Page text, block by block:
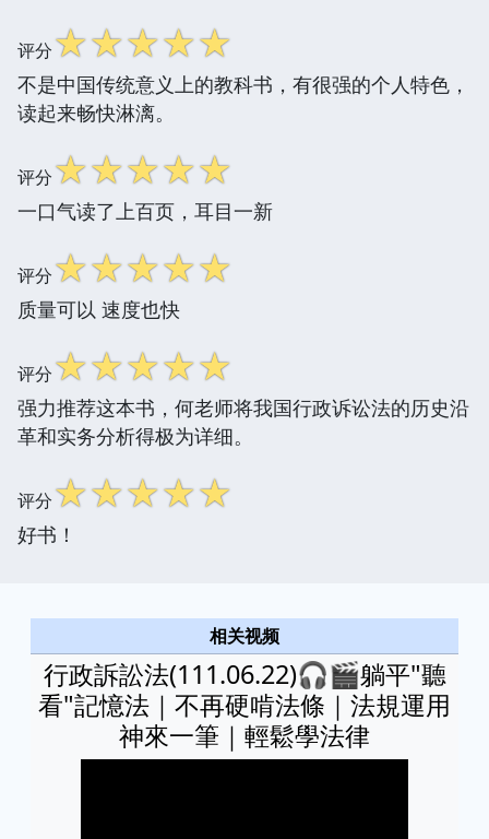
评分☆☆☆☆☆
不是中国传统意义上的教科书，有很强的个人特色，
读起来畅快淋漓。
评分☆☆☆☆☆
一口气读了上百页，耳目一新
评分☆☆☆☆☆
质量可以 速度也快
评分☆☆☆☆☆
强力推荐这本书，何老师将我国行政诉讼法的历史沿
革和实务分析得极为详细。
评分☆☆☆☆☆
好书！
相关视频
行政訴訟法(111.06.22)🎧🎬躺平"聽
看"記憶法｜不再硬啃法條｜法規運用
神來一筆｜輕鬆學法律